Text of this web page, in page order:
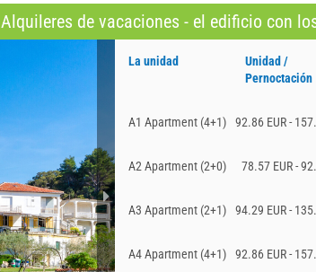
Alquileres de vacaciones - el edificio con
La unidad
Unidad /
Pernoctación
A1 Apartment (4+1) 92.86 EUR -
A2 Apartment (2+0) 78.57 EUR -
A3 Apartment (2+1) 94.29 EUR -
A4 Apartment (4+1) 92.86 EUR -